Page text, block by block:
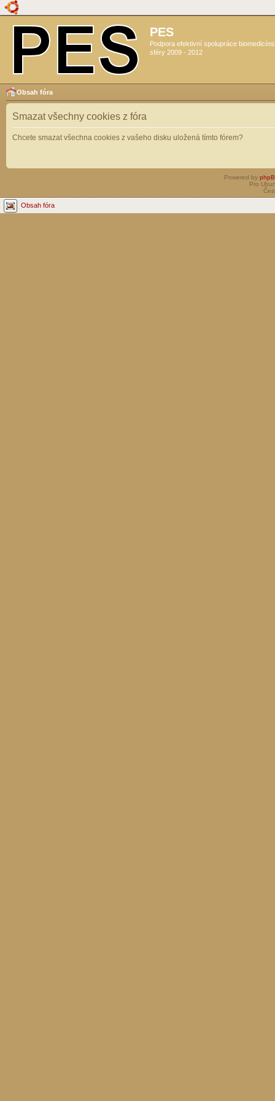
PES
Podpora efektivní spolupráce
sféry 2009 - 2012
Obsah fóra
Smazat všechny cookies z fóra
Chcete smazat všechna cookies z vašeho disku uložená tímto fórem?
Powered by
Pro
Obsah fóra